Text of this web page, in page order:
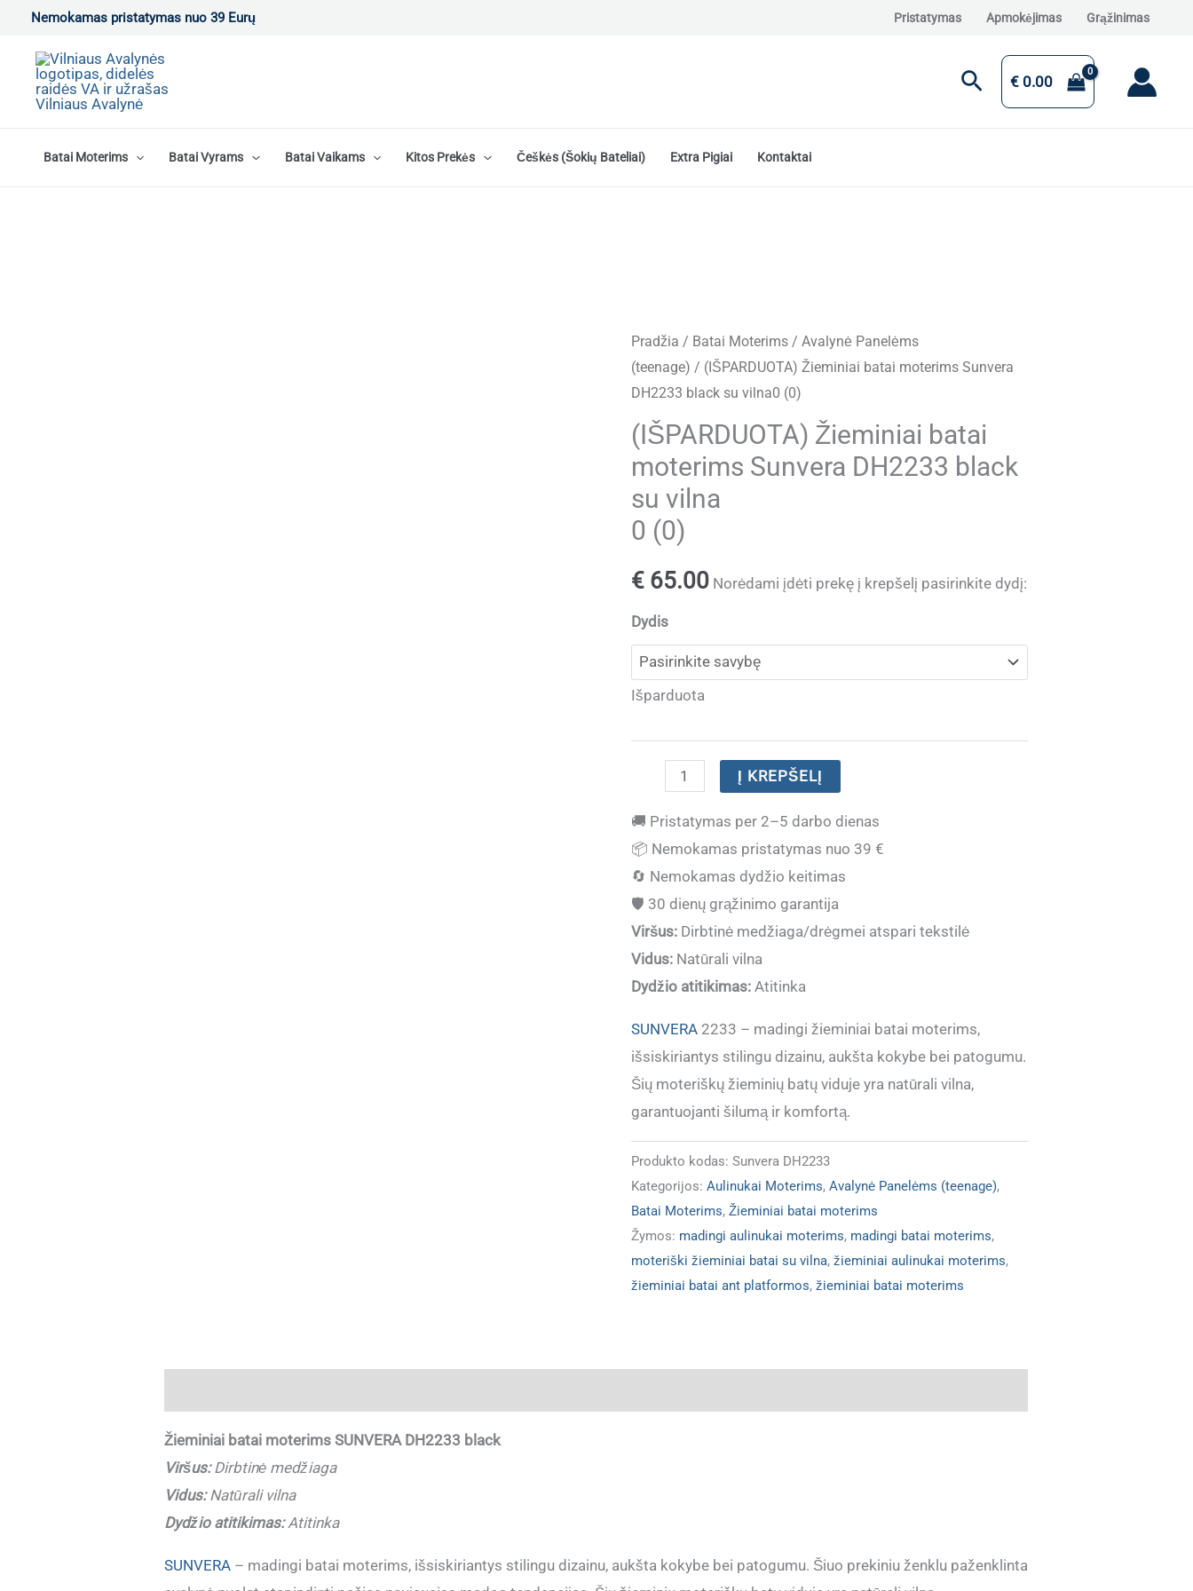
Pereiti
turinio
Nemokamas pristatymas nuo 39 Eurų Pristatymas Apmokėjimas Grąžinimas
Paieška
€0.00
Batai Moterims Batai Vyrams Batai Vaikams Kitos Prekės Češkės (šokių Bateliai) Extra Pigiai Kontaktai
Pradžia / Batai Moterims/ Avalynė Panelėms
(teenage) / (IŠPARDUOTA) Žieminiai batai moterims Sunvera
DH2233 black su vilna0 (0)
(IŠPARDUOTA) Žieminiai batai
moterims Sunvera DH2233 black
su vilna
0 (0)
€65.00 Norėdami įdėti prekę į krepšelį pasirinkite dydį:
Dydis
Išparduota
produkto
(IŠPARDUOTA)
Žieminiai
batai
moterims
Sunvera
DH2233
black
su
vilna
Į KREPŠELĮ
🚚 Pristatymas per 2–5 darbo dienas
📦 Nemokamas pristatymas nuo 39 €
🔄 Nemokamas dydžio keitimas
🛡️ 30 dienų grąžinimo garantija
Viršus:Dirbtinė medžiaga/drėgmei atspari tekstilė
Vidus:Natūrali vilna
Dydžio atitikimas:Atitinka
SUNVERA2233 – madingi žieminiai batai moterims,
išsiskiriantys stilingu dizainu, aukšta kokybe bei patogumu.
Šių moteriškų žieminių batų viduje yra natūrali vilna,
garantuojanti šilumą ir komfortą.
Produkto kodas: Sunvera DH2233
Kategorijos: Aulinukai Moterims, Avalynė Panelėms (teenage),
Batai Moterims, Žieminiai batai moterims
Žymos: madingi aulinukai moterims, madingi batai moterims,
moteriški žieminiai batai su vilna, žieminiai aulinukai moterims,
žieminiai batai ant platformos, žieminiai batai moterims
Žieminiai batai moterims SUNVERA DH2233 black
Viršus:Dirbtinė medžiaga
Vidus:Natūrali vilna
Dydžio atitikimas:Atitinka
SUNVERA – madingi batai moterims, išsiskiriantys stilingu dizainu, aukšta kokybe bei patogumu. Šiuo prekiniu ženklu paženklinta